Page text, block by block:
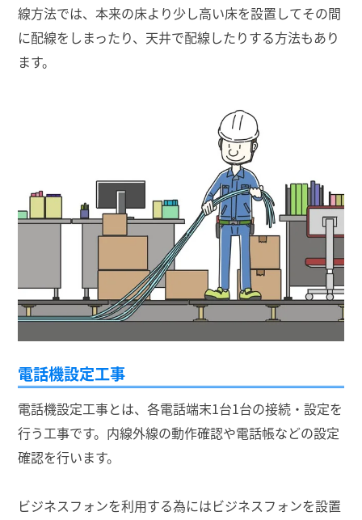
線方法では、本来の床より少し高い床を設置してその間
に配線をしまったり、天井で配線したりする方法もあり
ます。
電話機設定工事
電話機設定工事とは、各電話端末1台1台の接続・設定を
行う工事です。内線外線の動作確認や電話帳などの設定
確認を行います。
ビジネスフォンを利用する為にはビジネスフォンを設置